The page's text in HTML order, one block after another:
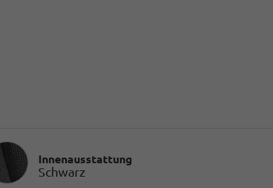
Innenausstattung
Schwarz